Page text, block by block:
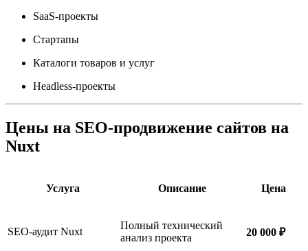
SaaS-проекты
Стартапы
Каталоги товаров и услуг
Headless-проекты
Цены на SEO-продвижение сайтов на
Nuxt
Услуга Описание Цена
SEO-аудит Nuxt
Полный технический
анализ проекта
20 000 ₽